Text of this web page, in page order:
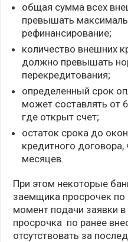
общая сумма всех
превышать
рефинансирование;
количество внешних
должно превышать
перекредитования;
определенный срок
может составлять от
где открыт счет;
остаток срока до
кредитного
месяцев.
При этом некоторые
заемщика просрочек по
момент подачи заявки
просрочка по ранее
отсутствовать за